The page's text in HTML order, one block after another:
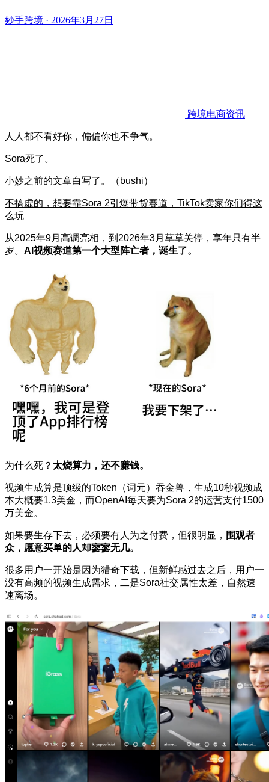
妙手跨境 · 2026年3月27日
跨境电商资讯
人人都不看好你，偏偏你也不争气。
Sora死了。
小妙之前的文章白写了。（bushi）
不搞虚的，想要靠Sora 2引爆带货赛道，TikTok卖家你们得这
么玩
从2025年9月高调亮相，到2026年3月草草关停，享年只有半
岁。 AI视频赛道第一个大型阵亡者，诞生了。
为什么死？ 太烧算力，还不赚钱。
视频生成算是顶级的Token（词元）吞金兽，生成10秒视频成
本大概要1.3美金，而OpenAI每天要为Sora 2的运营支付1500
万美金。
如果要生存下去，必须要有人为之付费，但很明显， 围观者
众，愿意买单的人却寥寥无几。
很多用户一开始是因为猎奇下载，但新鲜感过去之后，用户一
没有高频的视频生成需求，二是Sora社交属性太差，自然速
速离场。